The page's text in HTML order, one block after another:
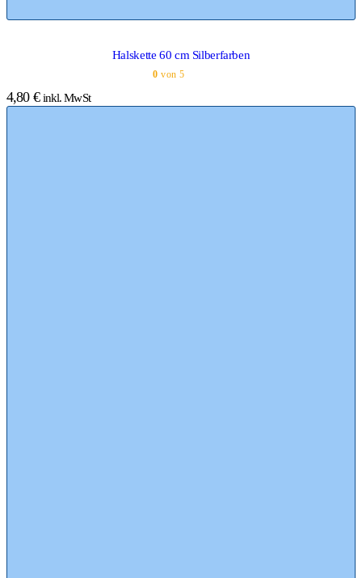
Halskette 60 cm Silberfarben
0 von 5
4,80 € inkl. MwSt